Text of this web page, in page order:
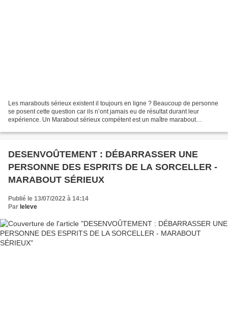
Les marabouts sérieux existent il toujours en ligne ? Beaucoup de personne
se posent cette question car ils n’ont jamais eu de résultat durant leur
expérience. Un Marabout sérieux compétent est un maître marabout
DESENVOÛTEMENT : DÉBARRASSER UNE
PERSONNE DES ESPRITS DE LA SORCELLER -
MARABOUT SÉRIEUX
Publié le 13/07/2022 à 14:14
Par leleve